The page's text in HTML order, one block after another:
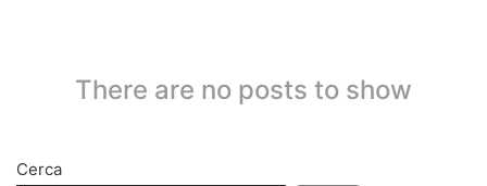
There are no posts to show
Cerca